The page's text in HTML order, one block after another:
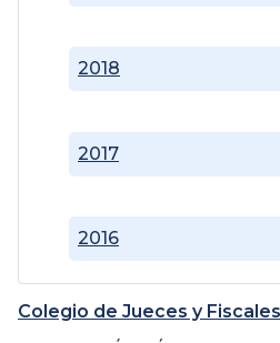
2016
2017
2018
Colegio de Jueces y